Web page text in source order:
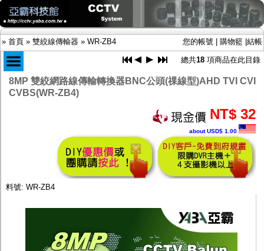
» 首頁 » 雙絞線傳輸器 » WR-ZB4 您的帳號 購物籃 結帳
商品目錄
AHD DVR數位錄放影機
AHD半球型(適用屋內)
AHD中小型紅外線攝影機(適用騎樓、室內外)
AHD防護罩型攝影機(適用屋外，紅外線照射
AHD特殊功能型攝影機
防護罩及支架
總共18 項商品在此目錄
8MP 雙絞網路線傳輸轉換器BNC公頭(祼線型)AHD TVI CVI
CVBS(WR-ZB4)
NT$ 32
about USD$ 1.00
料號: WR-ZB4